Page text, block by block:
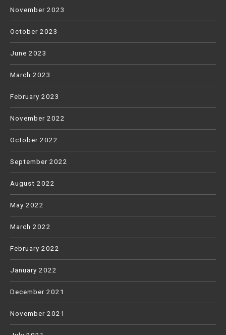
November 2023
October 2023
June 2023
March 2023
February 2023
November 2022
October 2022
September 2022
August 2022
May 2022
March 2022
February 2022
January 2022
December 2021
November 2021